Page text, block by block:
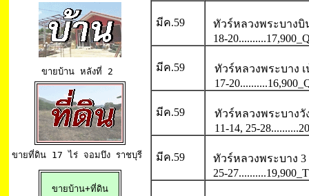
ขายบ้าน หลังที่ 2
ขายที่ดิน 17 ไร่ จอมบึง ราชบุรี
ขายบ้าน+ที่ดิน
มีค.59
ทัวร์หลวงพระบางบิ
18-
มีค.59
ทัวร์หลวงพระบาง
17-
มีค.59
ทัวร์หลวงพระบางวั
11-14, 25-
มีค.59
ทัวร์หลวงพระบาง
25-